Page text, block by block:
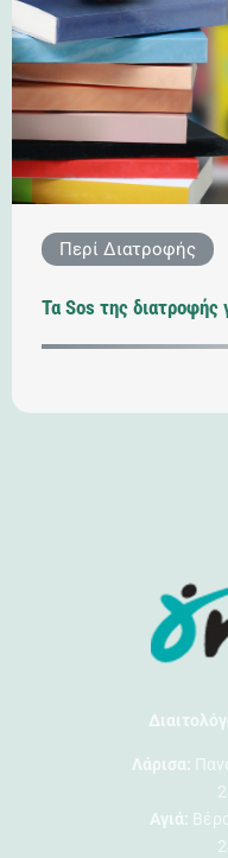
Περί Διατροφής
Τα Sos της διατροφής
Λάρισα:
Αγιά: